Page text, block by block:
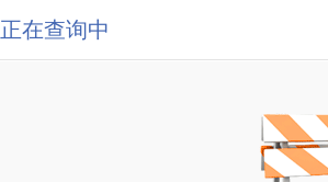
正在查询中